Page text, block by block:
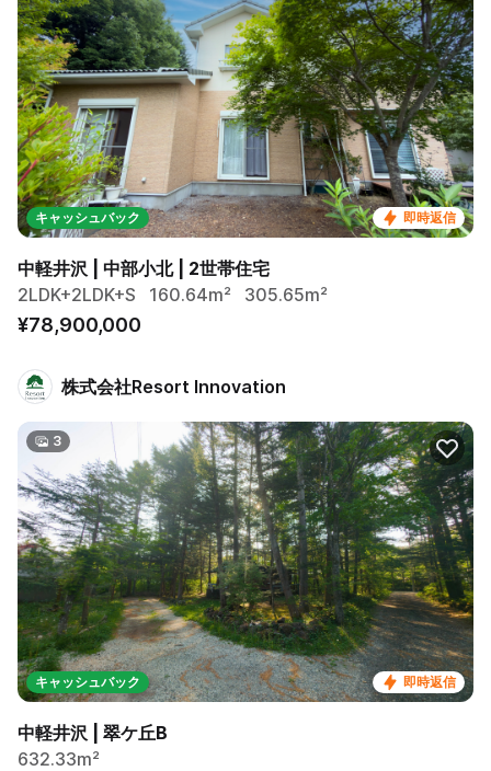
即時返信
キャッシュバック
中軽井沢 | 中部小北 | 2世帯住宅
2LDK+2LDK+S
160.64m² 305.65m²
¥78,900,000
株式会社Resort Innovation
即時返信
キャッシュバック
3
中軽井沢 | 翠ケ丘B
632.33m²